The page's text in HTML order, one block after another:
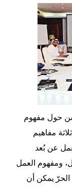
حول مفهوم
مفاهيم
عن بُعد
ومفهوم العمل
الحرّ يمكن أن